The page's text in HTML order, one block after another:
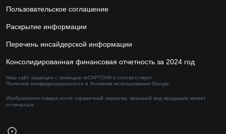
Пользовательское соглашение
Раскрытие информации
Перечень инсайдерской информации
Консолидированная финансовая отчетность за 2024 год
Наш сайт защищен с помощью reCAPTCHA и соответствует
Политике конфиденциальности и Условиям использования Google.
Изображения товара носят справочный характер, внешний вид продукции может
отличаться